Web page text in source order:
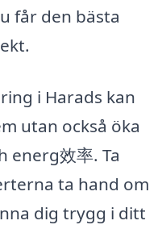
får den bästa
i Harads kan
utan också öka
energ效率. Ta
ta hand om
dig trygg i ditt